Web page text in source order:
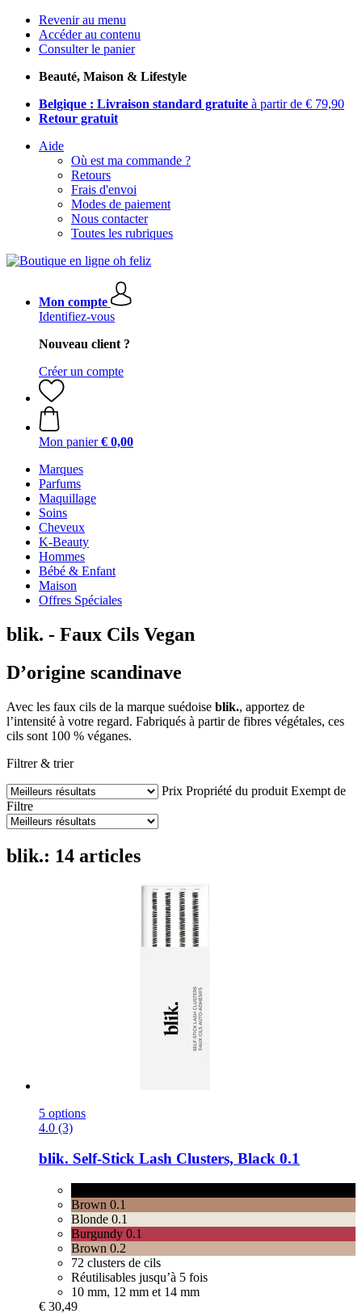
Revenir au menu
Accéder au contenu
Consulter le panier
Beauté, Maison & Lifestyle
Belgique : Livraison standard gratuite à partir de € 79,90
Retour gratuit
Aide
Où est ma commande ?
Retours
Frais d'envoi
Modes de paiement
Nous contacter
Toutes les rubriques
Mon compte
Identifiez-vous
Nouveau client ?
Créer un compte
Mon panier € 0,00
Marques
Parfums
Maquillage
Soins
Cheveux
K-Beauty
Hommes
Bébé & Enfant
Maison
Offres Spéciales
blik. - Faux Cils Vegan
D’origine scandinave
Avec les faux cils de la marque suédoise blik., apportez de
l’intensité à votre regard. Fabriqués à partir de fibres végétales, ces
cils sont 100 % véganes.
Filtrer & trier
Prix Propriété du produit Exempt de
Filtre
blik.: 14 articles
5 options
4.0 (3)
blik. Self-​Stick Lash Clusters, Black 0.1
Brown 0.1
Blonde 0.1
Burgundy 0.1
Brown 0.2
72 clusters de cils
Réutilisables jusqu’à 5 fois
10 mm, 12 mm et 14 mm
€ 30,49